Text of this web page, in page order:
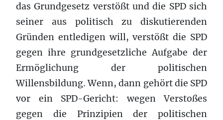
das Grundgesetz verstößt und die SPD sich
seiner aus politisch zu diskutierenden
Gründen entledigen will, verstößt die SPD
gegen ihre grundgesetzliche Aufgabe der
Ermöglichung der politischen
Willensbildung. Wenn, dann gehört die SPD
vor ein SPD-Gericht: wegen Verstoßes
gegen die Prinzipien der politischen